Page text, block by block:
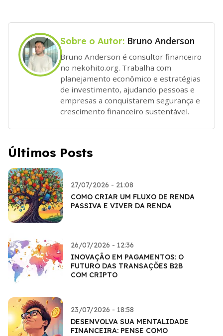
Sobre o Autor: Bruno Anderson
Bruno Anderson é consultor financeiro
no nekohito.org. Trabalha com
planejamento econômico e estratégias
de investimento, ajudando pessoas e
empresas a conquistarem segurança e
crescimento financeiro sustentável.
Últimos Posts
27/07/2026 - 21:08
COMO CRIAR UM FLUXO DE RENDA
PASSIVA E VIVER DA RENDA
26/07/2026 - 12:36
INOVAÇÃO EM PAGAMENTOS: O
FUTURO DAS TRANSAÇÕES B2B
COM CRIPTO
23/07/2026 - 18:58
DESENVOLVA SUA MENTALIDADE
FINANCEIRA: PENSE COMO